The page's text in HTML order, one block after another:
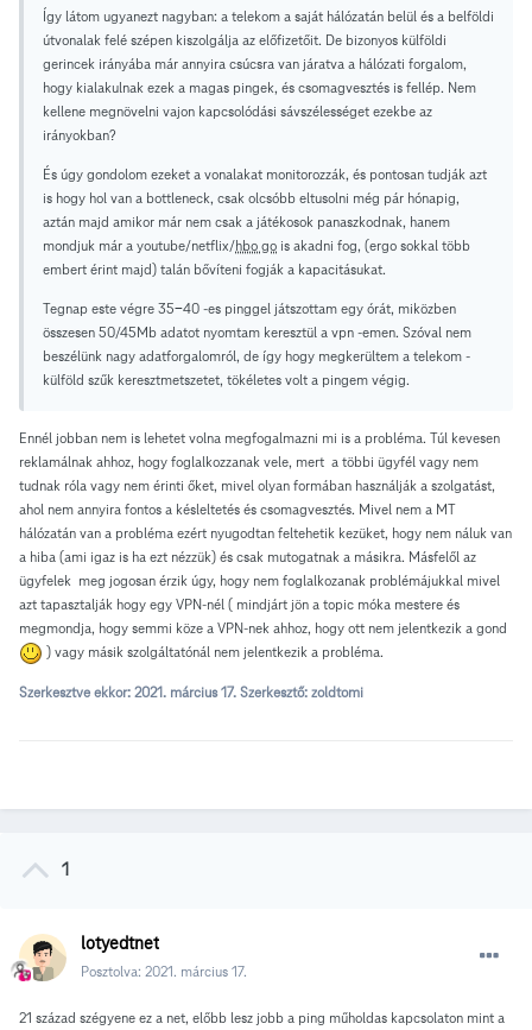
Így látom ugyanezt nagyban: a telekom a saját hálózatán belül és a belföldi
útvonalak felé szépen kiszolgálja az előfizetőit. De bizonyos külföldi
gerincek irányába már annyira csúcsra van járatva a hálózati forgalom,
hogy kialakulnak ezek a magas pingek, és csomagvesztés is fellép. Nem
kellene megnövelni vajon kapcsolódási sávszélességet ezekbe az
irányokban?
És úgy gondolom ezeket a vonalakat monitorozzák, és pontosan tudják azt
is hogy hol van a bottleneck, csak olcsóbb eltusolni még pár hónapig,
aztán majd amikor már nem csak a játékosok panaszkodnak, hanem
mondjuk már a youtube/netflix/hbo go is akadni fog, (ergo sokkal több
embert érint majd) talán bővíteni fogják a kapacitásukat.
Tegnap este végre 35-40 -es pinggel játszottam egy órát, miközben
összesen 50/45Mb adatot nyomtam keresztül a vpn -emen. Szóval nem
beszélünk nagy adatforgalomról, de így hogy megkerültem a telekom -
külföld szűk keresztmetszetet, tökéletes volt a pingem végig.
Ennél jobban nem is lehetet volna megfogalmazni mi is a probléma. Túl kevesen
reklamálnak ahhoz, hogy foglalkozzanak vele, mert a többi ügyfél vagy nem
tudnak róla vagy nem érinti őket, mivel olyan formában használják a szolgatást,
ahol nem annyira fontos a késleltetés és csomagvesztés. Mivel nem a MT
hálózatán van a probléma ezért nyugodtan feltehetik kezüket, hogy nem náluk van
a hiba (ami igaz is ha ezt nézzük) és csak mutogatnak a másikra. Másfelől az
ügyfelek meg jogosan érzik úgy, hogy nem foglalkozanak problémájukkal mivel
azt tapasztalják hogy egy VPN-nél ( mindjárt jön a topic móka mestere és
megmondja, hogy semmi köze a VPN-nek ahhoz, hogy ott nem jelentkezik a gond
) vagy másik szolgáltatónál nem jelentkezik a probléma.
Szerkesztve ekkor: 2021. március 17. Szerkesztő: zoldtomi
1
lotyedtnet
Posztolva: 2021. március 17.
21 század szégyene ez a net, előbb lesz jobb a ping műholdas kapcsolaton mint a